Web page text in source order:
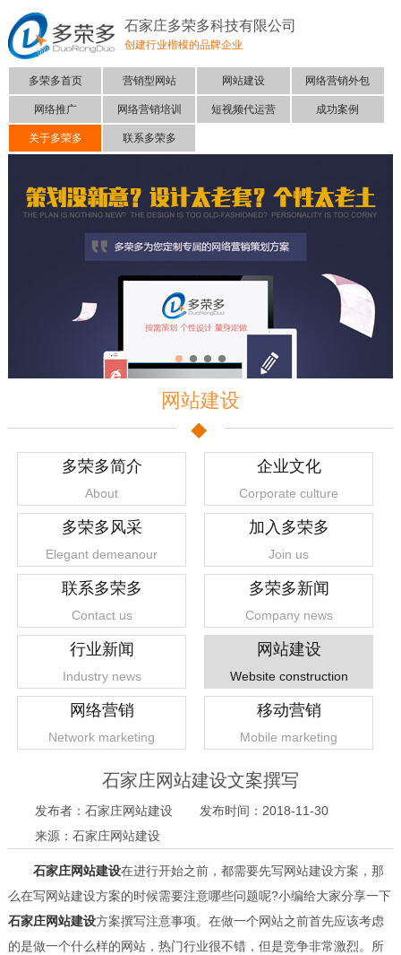
石家庄多荣多科技有限公司
创建行业楷模的品牌企业
多荣多首页 营销型网站 网站建设 网络营销外包
网络推广 网络营销培训 短视频代运营 成功案例
关于多荣多 联系多荣多
3 4
网站建设
多荣多简介
About
企业文化
Corporate culture
多荣多风采
Elegant demeanour
加入多荣多
Join us
联系多荣多
Contact us
多荣多新闻
Company news
行业新闻
Industry news
网站建设
Website construction
网络营销
Network marketing
移动营销
Mobile marketing
石家庄网站建设文案撰写
发布者：石家庄网站建设
发布时间：2018-11-30
来源：石家庄网站建设
石家庄网站建设在进行开始之前，都需要先写网站建设方案，那
么在写网站建设方案的时候需要注意哪些问题呢?小编给大家分享一下
石家庄网站建设方案撰写注意事项。在做一个网站之前首先应该考虑
的是做一个什么样的网站，热门行业很不错，但是竞争非常激烈。所